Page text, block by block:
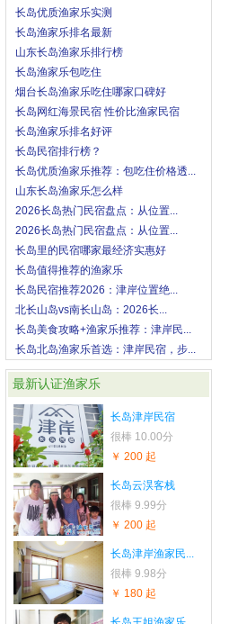
长岛优质渔家乐实测
长岛渔家乐排名最新
山东长岛渔家乐排行榜
长岛渔家乐包吃住
烟台长岛渔家乐吃住哪家口碑好
长岛网红海景民宿 性价比渔家民宿
长岛渔家乐排名好评
长岛民宿排行榜？
长岛优质渔家乐推荐：包吃住价格透...
山东长岛渔家乐怎么样
2026长岛热门民宿盘点：从位置...
2026长岛热门民宿盘点：从位置...
长岛里的民宿哪家最经济实惠好
长岛值得推荐的渔家乐
长岛民宿推荐2026：津岸位置绝...
北长山岛vs南长山岛：2026长...
长岛美食攻略+渔家乐推荐：津岸民...
长岛北岛渔家乐首选：津岸民宿，步...
最新认证渔家乐
长岛津岸民宿
很棒 10.00分
￥ 200 起
长岛云淏客栈
很棒 9.99分
￥ 200 起
长岛津岸渔家民...
很棒 9.98分
￥ 180 起